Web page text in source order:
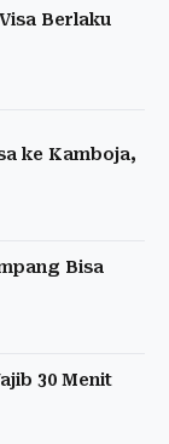
Berlaku
ke Kamboja,
Bisa
30 Menit